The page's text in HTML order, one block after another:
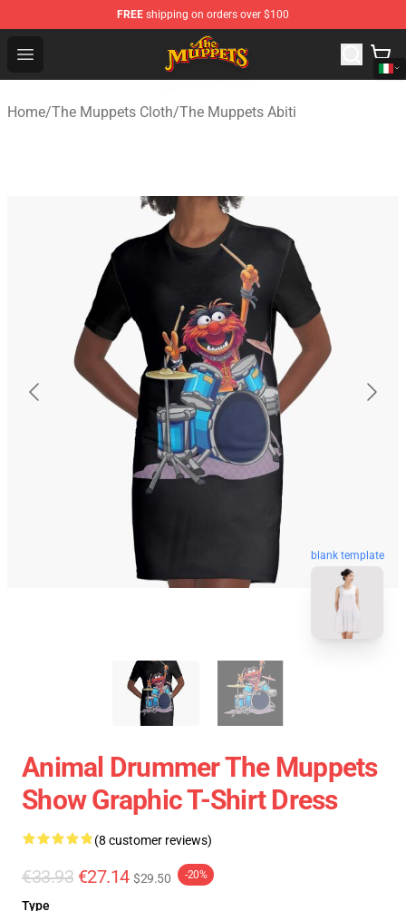
FREE shipping on orders over $100
Open menu
The Muppets Store - Official The Muppets Merchandise
Home/The Muppets Cloth/The Muppets Abiti
blank template
Animal Drummer The Muppets
Show Graphic T-Shirt Dress
(8 customer reviews)
€33.93 €27.14 $29.50 -20%
Type